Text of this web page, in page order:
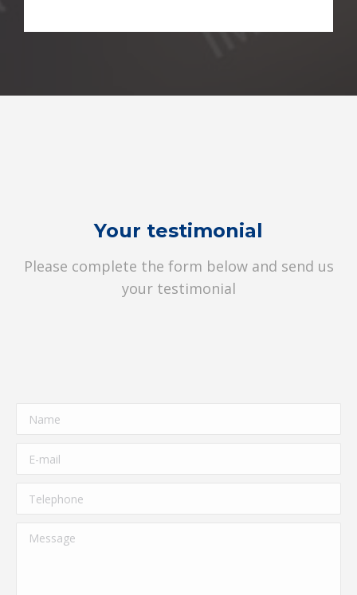
Your testimonial
Please complete the form below and send us
your testimonial
Name
E-mail
Telephone
Message